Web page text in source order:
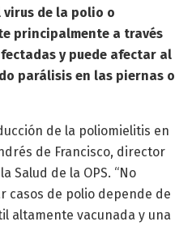
de la polio o
principalmente a través
y puede afectar al
parálisis en las piernas o
de la poliomielitis en
de Francisco, director
Salud de la OPS. “No
casos de polio depende de
altamente vacunada y una